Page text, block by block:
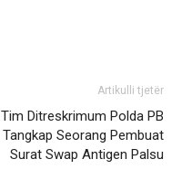
Artikulli tjetër
Tim Ditreskrimum Polda PB
Tangkap Seorang Pembuat
Surat Swap Antigen Palsu